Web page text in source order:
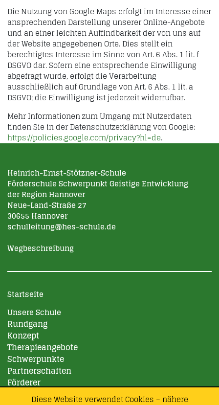
Die Nutzung von Google Maps erfolgt im Interesse einer
ansprechenden Darstellung unserer Online-Angebote
und an einer leichten Auffindbarkeit der von uns auf
der Website angegebenen Orte. Dies stellt ein
berechtigtes Interesse im Sinne von Art. 6 Abs. 1 lit. f
DSGVO dar. Sofern eine entsprechende Einwilligung
abgefragt wurde, erfolgt die Verarbeitung
ausschließlich auf Grundlage von Art. 6 Abs. 1 lit. a
DSGVO; die Einwilligung ist jederzeit widerrufbar.
Mehr Informationen zum Umgang mit Nutzerdaten
finden Sie in der Datenschutzerklärung von Google:
https://policies.google.com/privacy?hl=de.
Heinrich-Ernst-Stötzner-Schule
Förderschule Schwerpunkt Geistige Entwicklung
der Region Hannover
Neue-Land-Straße 27
30655 Hannover
schulleitung@hes-schule.de
Wegbeschreibung
Startseite
Unsere Schule
Rundgang
Konzept
Therapieangebote
Schwerpunkte
Partnerschaften
Förderer
GalerienDiese Website verwendet Cookies – nähere